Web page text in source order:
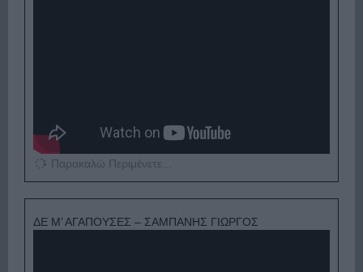
Παρακαλώ Περιμένετε...
ΔΕ Μ’ ΑΓΑΠΟΥΣΕΣ – ΣΑΜΠΑΝΗΣ ΓΙΩΡΓΟΣ